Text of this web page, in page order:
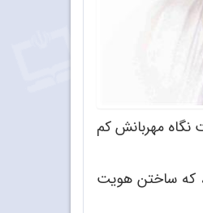
نگاه مهربانش کم
که ساختن هویت